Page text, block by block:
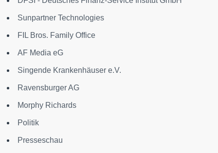
Sunpartner Technologies
FIL Bros. Family Office
AF Media eG
Singende Krankenhäuser e.V.
Ravensburger AG
Morphy Richards
Politik
Presseschau